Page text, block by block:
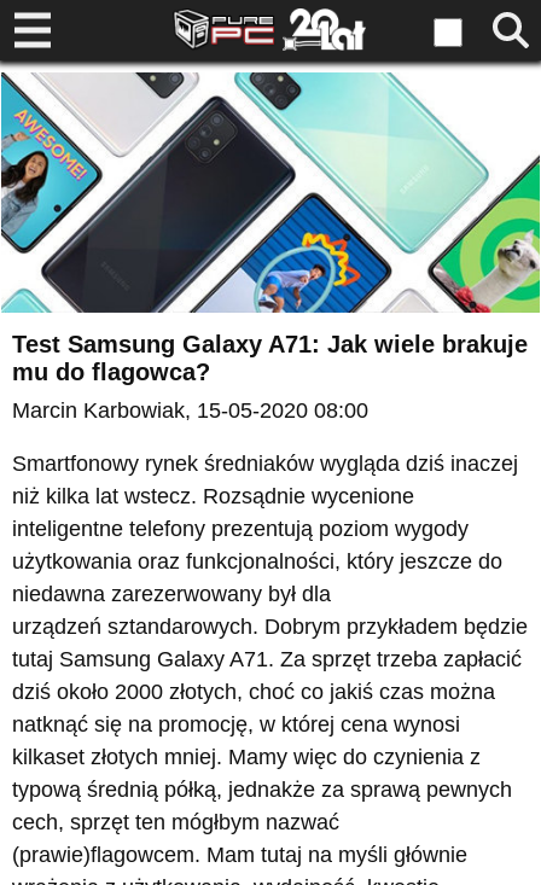
Test Samsung Galaxy A71: Jak wiele brakuje
mu do flagowca?
Marcin Karbowiak, 15-05-2020 08:00
Smartfonowy rynek średniaków wygląda dziś inaczej
niż kilka lat wstecz. Rozsądnie wycenione
inteligentne telefony prezentują poziom wygody
użytkowania oraz funkcjonalności, który jeszcze do
niedawna zarezerwowany był dla
urządzeń sztandarowych. Dobrym przykładem będzie
tutaj Samsung Galaxy A71. Za sprzęt trzeba zapłacić
dziś około 2000 złotych, choć co jakiś czas można
natknąć się na promocję, w której cena wynosi
kilkaset złotych mniej. Mamy więc do czynienia z
typową średnią półką, jednakże za sprawą pewnych
cech, sprzęt ten mógłbym nazwać
(prawie)flagowcem. Mam tutaj na myśli głównie